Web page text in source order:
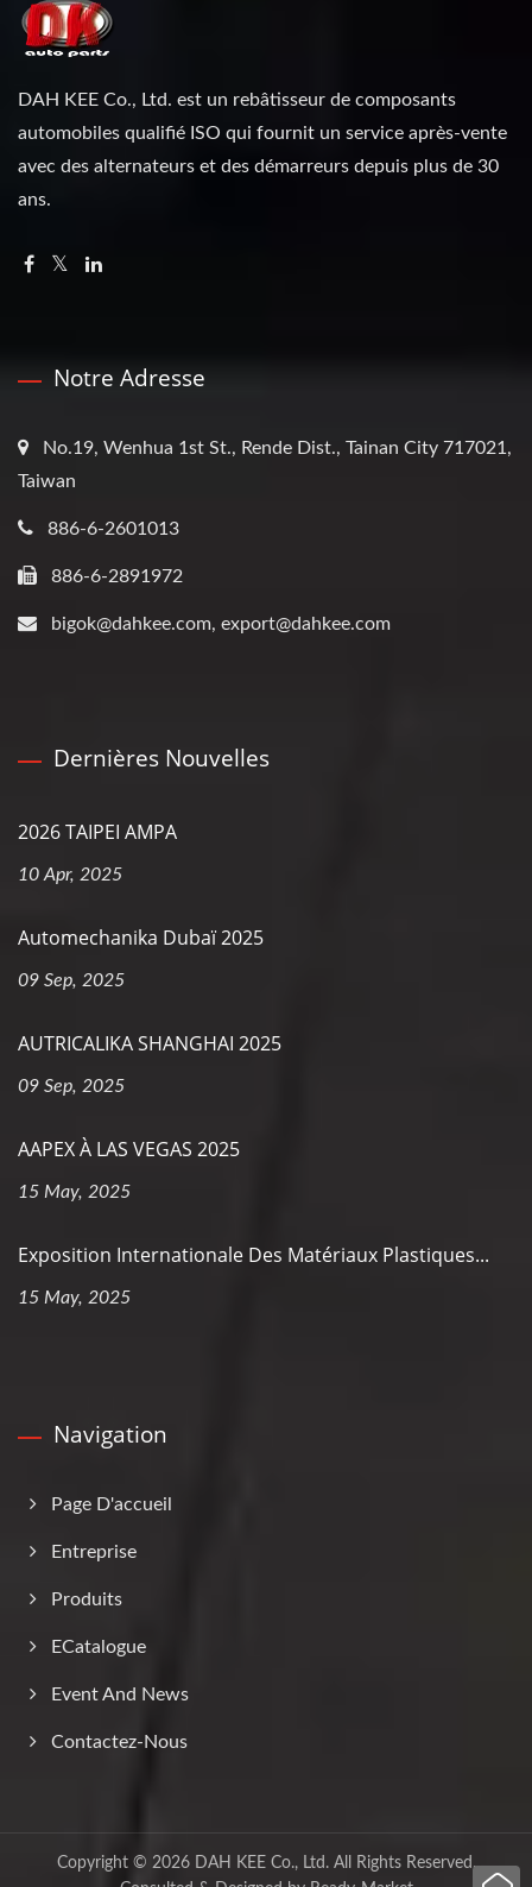
DAH KEE Co., Ltd. est un rebâtisseur de composants
automobiles qualifié ISO qui fournit un service après-vente
avec des alternateurs et des démarreurs depuis plus de 30
ans.
Notre Adresse
No.19, Wenhua 1st St., Rende Dist., Tainan City 717021,
Taiwan
886-6-2601013
886-6-2891972
bigok@dahkee.com, export@dahkee.com
Dernières Nouvelles
2026 TAIPEI AMPA
10 Apr, 2025
Automechanika Dubaï 2025
09 Sep, 2025
AUTRICALIKA SHANGHAI 2025
09 Sep, 2025
AAPEX À LAS VEGAS 2025
15 May, 2025
Exposition Internationale Des Matériaux Plastiques...
15 May, 2025
Navigation
Page D'accueil
Entreprise
Produits
ECatalogue
Event And News
Contactez-Nous
Copyright © 2026 DAH KEE Co., Ltd.All Rights Reserved.